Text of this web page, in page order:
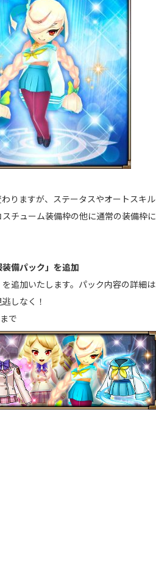
りますが、ステータスやオートスキル
チューム装備枠の他に通常の装備枠に
備パック」を追加
追加いたします。パック内容の詳細は
しなく！
で